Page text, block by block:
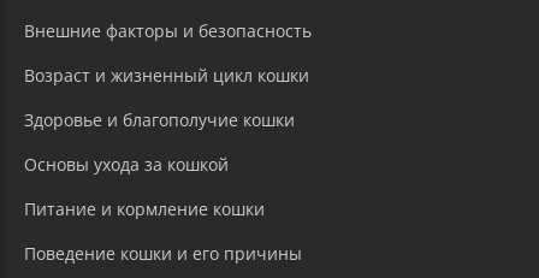
Внешние факторы и безопасность
Возраст и жизненный цикл кошки
Здоровье и благополучие кошки
Основы ухода за кошкой
Питание и кормление кошки
Поведение кошки и его причины